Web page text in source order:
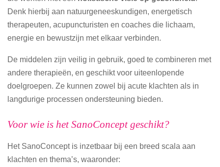
Denk hierbij aan natuurgeneeskundigen, energetisch
therapeuten, acupuncturisten en coaches die lichaam,
energie en bewustzijn met elkaar verbinden.
De middelen zijn veilig in gebruik, goed te combineren met
andere therapieën, en geschikt voor uiteenlopende
doelgroepen. Ze kunnen zowel bij acute klachten als in
langdurige processen ondersteuning bieden.
Voor wie is het SanoConcept geschikt?
Het SanoConcept is inzetbaar bij een breed scala aan
klachten en thema’s, waaronder: